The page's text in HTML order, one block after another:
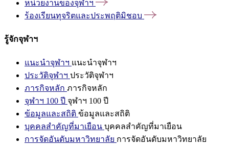
หน่วยงานของจุฬาฯ
ร้องเรียนทุจริตและประพฤติมิชอบ
รู้จักจุฬาฯ
แนะนำจุฬาฯ แนะนำจุฬาฯ
ประวัติจุฬาฯ ประวัติจุฬาฯ
ภารกิจหลัก ภารกิจหลัก
จุฬาฯ 100 ปี จุฬาฯ 100 ปี
ข้อมูลและสถิติ ข้อมูลและสถิติ
บุคคลสำคัญที่มาเยือน บุคคลสำคัญที่มาเยือน
การจัดอันดับมหาวิทยาลัย การจัดอันดับมหาวิทยาลัย